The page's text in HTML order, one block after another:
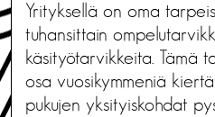
Yrityksellä on oma
tuhansittain
käsityötarvikkeita. Tämä
osa vuosikymmeniä
pukujen yksityiskohdat